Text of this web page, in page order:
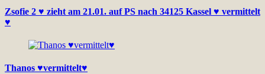
Zsofie 2 ♥ zieht am 21.01. auf PS nach 34125 Kassel ♥ vermittelt
♥
Thanos ♥vermittelt♥